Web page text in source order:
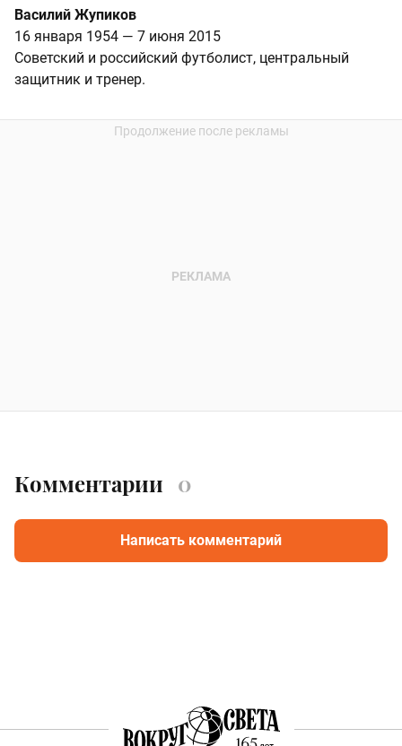
Василий Жупиков
16 января 1954 — 7 июня 2015
Советский и российский футболист, центральный
защитник и тренер.
Комментарии 0
Написать комментарий